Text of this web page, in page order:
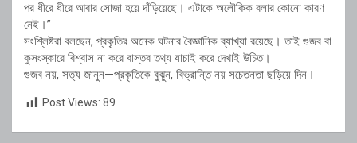
পর ধীরে ধীরে আবার সোজা হয়ে দাঁড়িয়েছে। এটাকে অলৌকিক বলার কোনো কারণ
নেই।”
সংশ্লিষ্টরা বলছেন, প্রকৃতির অনেক ঘটনার বৈজ্ঞানিক ব্যাখ্যা রয়েছে। তাই গুজব বা
কুসংস্কারে বিশ্বাস না করে বাস্তব তথ্য যাচাই করে দেখাই উচিত।
গুজব নয়, সত্য জানুন—প্রকৃতিকে বুঝুন, বিভ্রান্তি নয় সচেতনতা ছড়িয়ে দিন।
Post Views: 89